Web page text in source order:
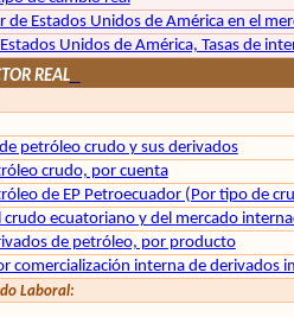
de Estados Unidos de América en el
Unidos de América, Tasas de
REAL
petróleo crudo y sus derivados
crudo, por cuenta
de EP Petroecuador (Por tipo de
crudo ecuatoriano y del mercado
de petróleo, por producto
comercialización interna de derivados
Laboral: